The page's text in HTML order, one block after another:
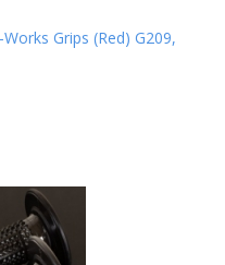
Grips (Red) G209,